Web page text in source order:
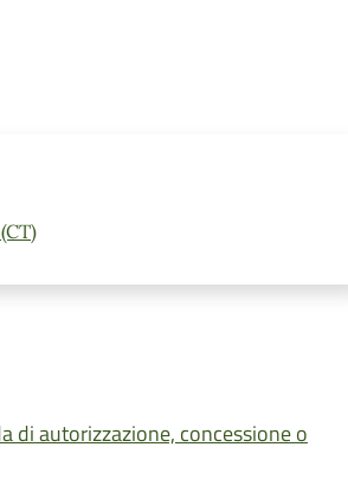
di autorizzazione, concessione o